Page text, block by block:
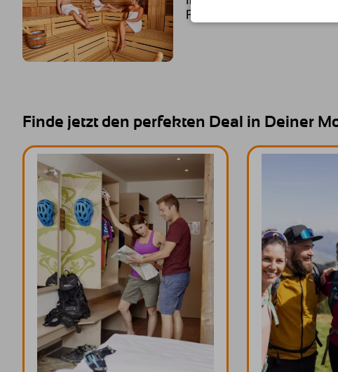
Fitnessbereich mit Kraft- und
Finde jetzt den perfekten Deal in Deiner